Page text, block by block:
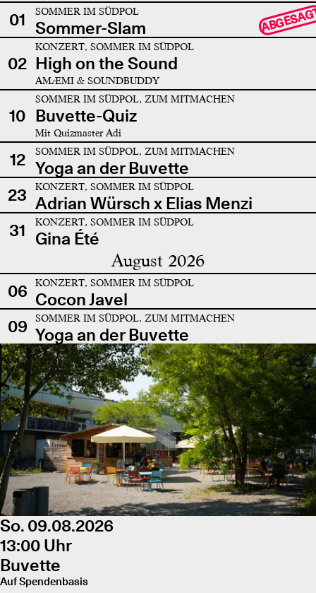
01 SOMMER IM SÜDPOL
Sommer-Slam
02
KONZERT, SOMMER IM SÜDPOL
High on the Sound
AMÆMI & SOUNDBUDDY
10
SOMMER IM SÜDPOL, ZUM MITMACHEN
Buvette-Quiz
Mit Quizmaster Adi
12 SOMMER IM SÜDPOL, ZUM MITMACHEN
Yoga an der Buvette
23
KONZERT, SOMMER IM SÜDPOL
Adrian Würsch x Elias Menzi
31
KONZERT, SOMMER IM SÜDPOL
Gina Été
August 2026
06 KONZERT, SOMMER IM SÜDPOL
Cocon Javel
09
SOMMER IM SÜDPOL, ZUM MITMACHEN
Yoga an der Buvette
So. 09.08.2026
13:00 Uhr
Buvette
Auf Spendenbasis